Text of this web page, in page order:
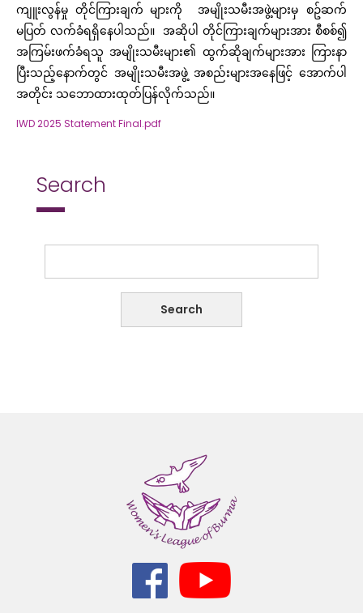
ကျူးလွန်မှု တိုင်ကြားချက် များကို အမျိုးသမီးအဖွဲ့များမှ စဥ်ဆက်
မပြတ် လက်ခံရရှိနေပါသည်။ အဆိုပါ တိုင်ကြားချက်များအား စီစစ်၍
အကြမ်းဖက်ခံရသူ အမျိုးသမီးများ၏ ထွက်ဆိုချက်များအား ကြားနာ
ပြီးသည့်နောက်တွင် အမျိုးသမီးအဖွဲ့ အစည်းများအနေဖြင့် အောက်ပါ
အတိုင်း သဘောထားထုတ်ပြန်လိုက်သည်။
IWD 2025 Statement Final.pdf
Search